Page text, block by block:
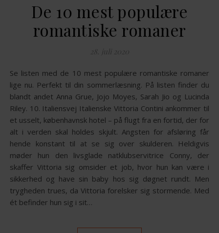
De 10 mest populære
romantiske romaner
28. juli 2020
Se listen med de 10 mest populære romantiske romaner
lige nu. Perfekt til din sommerlæsning. På listen finder du
blandt andet Anna Grue, Jojo Moyes, Sarah Jio og Lucinda
Riley. 10. Italiensvej Italienske Vittoria Contini ankommer til
et usselt, københavnsk hotel – på flugt fra en fortid, der for
alt i verden skal holdes skjult. Angsten for afsløring får
hende konstant til at se sig over skulderen. Heldigvis
møder hun den livsglade natklubservitrice Conny, der
skaffer Vittoria sig omsider et job, hvor hun kan være i
sikkerhed og have sin baby hos sig døgnet rundt. Men
trygheden trues, da Vittoria forelsker sig stormende. Med
ét befinder hun sig i sit…